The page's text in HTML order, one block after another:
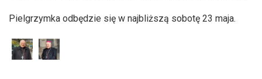
Pielgrzymka odbędzie się w najbliższą sobotę 23 maja.